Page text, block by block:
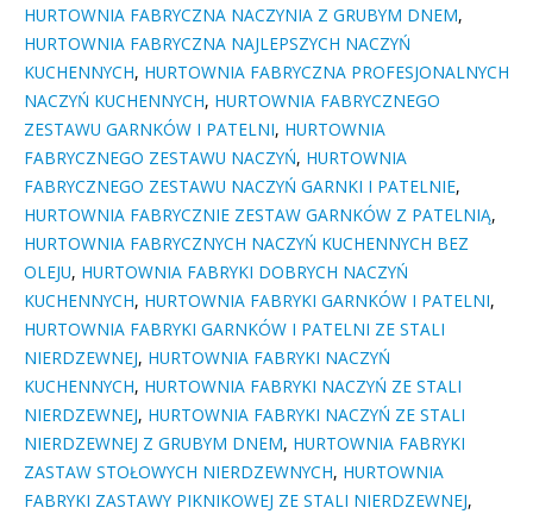
HURTOWNIA FABRYCZNA NACZYNIA Z GRUBYM DNEM,
HURTOWNIA FABRYCZNA NAJLEPSZYCH NACZYŃ
KUCHENNYCH, HURTOWNIA FABRYCZNA PROFESJONALNYCH
NACZYŃ KUCHENNYCH, HURTOWNIA FABRYCZNEGO
ZESTAWU GARNKÓW I PATELNI, HURTOWNIA
FABRYCZNEGO ZESTAWU NACZYŃ, HURTOWNIA
FABRYCZNEGO ZESTAWU NACZYŃ GARNKI I PATELNIE,
HURTOWNIA FABRYCZNIE ZESTAW GARNKÓW Z PATELNIĄ,
HURTOWNIA FABRYCZNYCH NACZYŃ KUCHENNYCH BEZ
OLEJU, HURTOWNIA FABRYKI DOBRYCH NACZYŃ
KUCHENNYCH, HURTOWNIA FABRYKI GARNKÓW I PATELNI,
HURTOWNIA FABRYKI GARNKÓW I PATELNI ZE STALI
NIERDZEWNEJ, HURTOWNIA FABRYKI NACZYŃ
KUCHENNYCH, HURTOWNIA FABRYKI NACZYŃ ZE STALI
NIERDZEWNEJ, HURTOWNIA FABRYKI NACZYŃ ZE STALI
NIERDZEWNEJ Z GRUBYM DNEM, HURTOWNIA FABRYKI
ZASTAW STOŁOWYCH NIERDZEWNYCH, HURTOWNIA
FABRYKI ZASTAWY PIKNIKOWEJ ZE STALI NIERDZEWNEJ,